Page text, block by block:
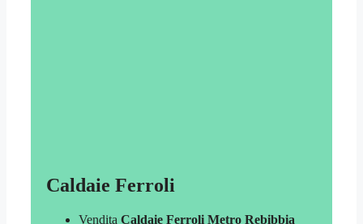
Caldaie Ferroli
Vendita Caldaie Ferroli Metro Rebibbia